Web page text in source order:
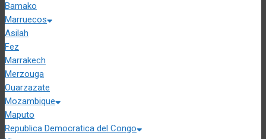
Bamako
Marruecos
Asilah
Fez
Marrakech
Merzouga
Ouarzazate
Mozambique
Maputo
Republica Democratica del Congo